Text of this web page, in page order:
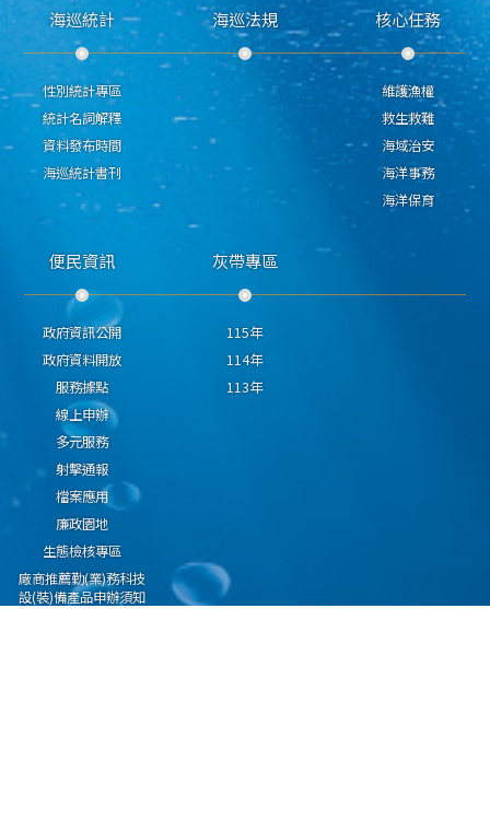
海巡統計
性別統計專區
統計名詞解釋
資料發布時間
海巡統計書刊
海巡法規 核心任務
維護漁權
救生救難
海域治安
海洋事務
海洋保育
便民資訊
政府資訊公開
政府資料開放
服務據點
線上申辦
多元服務
射擊通報
檔案應用
廉政園地
生態檢核專區
廠商推薦勤(業)務科技
設(裝)備產品申辦須知
灰帶專區
115年
114年
113年